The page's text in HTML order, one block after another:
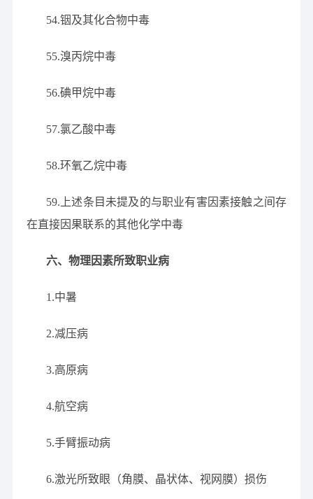
54.铟及其化合物中毒
55.溴丙烷中毒
56.碘甲烷中毒
57.氯乙酸中毒
58.环氧乙烷中毒
59.上述条目未提及的与职业有害因素接触之间存
在直接因果联系的其他化学中毒
六、物理因素所致职业病
1.中暑
2.减压病
3.高原病
4.航空病
5.手臂振动病
6.激光所致眼（角膜、晶状体、视网膜）损伤